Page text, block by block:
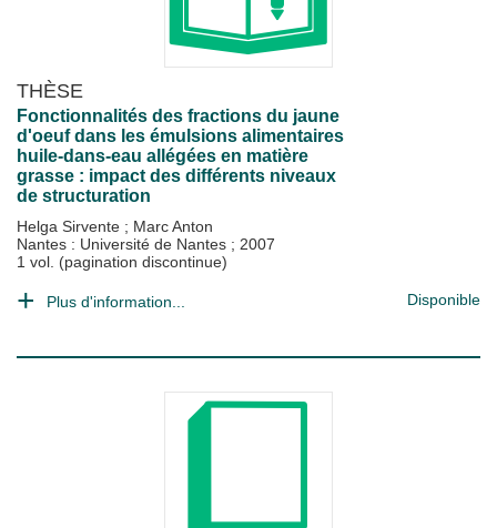
THÈSE
Fonctionnalités des fractions du jaune
d'oeuf dans les émulsions alimentaires
huile-dans-eau allégées en matière
grasse : impact des différents niveaux
de structuration
Helga Sirvente ; Marc Anton
Nantes : Université de Nantes ; 2007
1 vol. (pagination discontinue)
Plus d'information... Disponible